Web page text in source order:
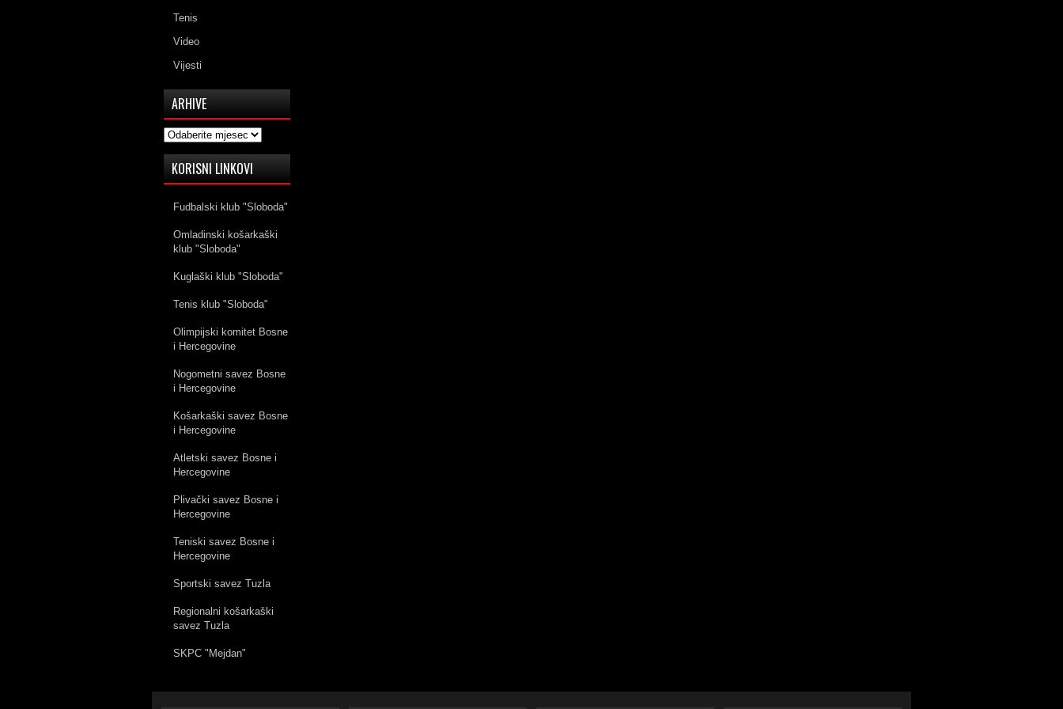
Tenis
Video
Vijesti
ARHIVE
Arhive
KORISNI LINKOVI
Fudbalski klub "Sloboda"
Omladinski košarkaški
klub "Sloboda"
Kuglaški klub "Sloboda"
Tenis klub "Sloboda"
Olimpijski komitet Bosne
i Hercegovine
Nogometni savez Bosne
i Hercegovine
Košarkaški savez Bosne
i Hercegovine
Atletski savez Bosne i
Hercegovine
Plivački savez Bosne i
Hercegovine
Teniski savez Bosne i
Hercegovine
Sportski savez Tuzla
Regionalni košarkaški
savez Tuzla
SKPC "Mejdan"